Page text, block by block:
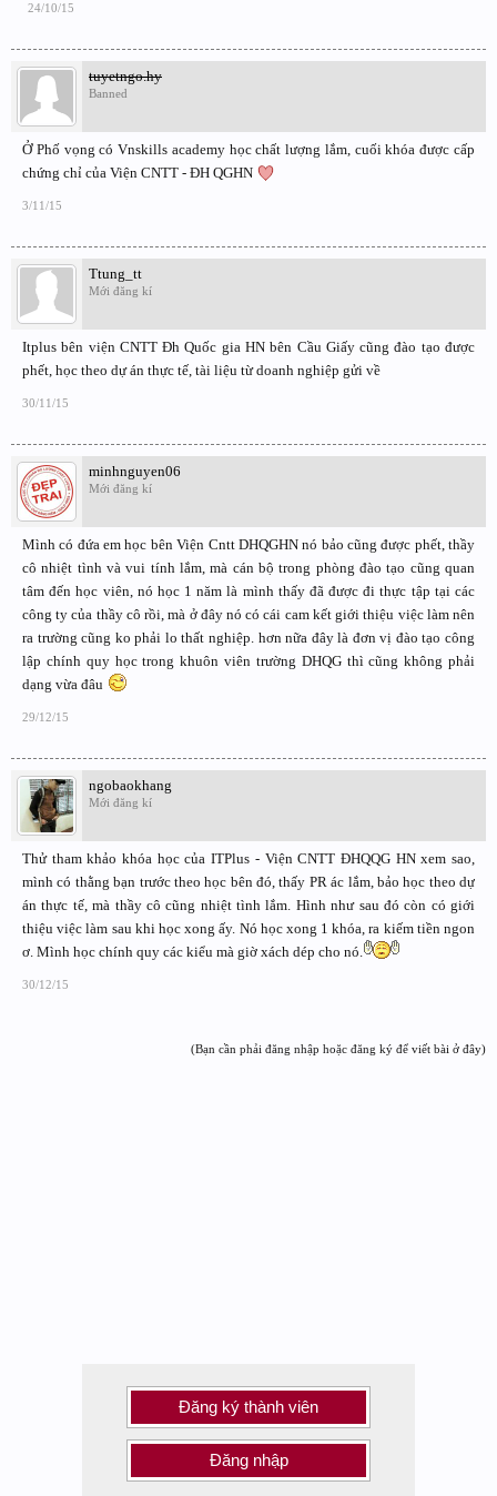
24/10/15
tuyetngo.hy
Banned
Ở Phố vọng có Vnskills academy học chất lượng lắm, cuối khóa được cấp
chứng chỉ của Viện CNTT - ĐH QGHN
3/11/15
Ttung_tt
Mới đăng kí
Itplus bên viện CNTT Đh Quốc gia HN bên Cầu Giấy cũng đào tạo được
phết, học theo dự án thực tế, tài liệu từ doanh nghiệp gửi về
30/11/15
minhnguyen06
Mới đăng kí
Mình có đứa em học bên Viện Cntt DHQGHN nó bảo cũng được phết, thầy
cô nhiệt tình và vui tính lắm, mà cán bộ trong phòng đào tạo cũng quan
tâm đến học viên, nó học 1 năm là mình thấy đã được đi thực tập tại các
công ty của thầy cô rồi, mà ở đây nó có cái cam kết giới thiệu việc làm nên
ra trường cũng ko phải lo thất nghiệp. hơn nữa đây là đơn vị đào tạo công
lập chính quy học trong khuôn viên trường DHQG thì cũng không phải
dạng vừa đâu
29/12/15
ngobaokhang
Mới đăng kí
Thử tham khảo khóa học của ITPlus - Viện CNTT ĐHQQG HN xem sao,
mình có thằng bạn trước theo học bên đó, thấy PR ác lắm, bảo học theo dự
án thực tế, mà thầy cô cũng nhiệt tình lắm. Hình như sau đó còn có giới
thiệu việc làm sau khi học xong ấy. Nó học xong 1 khóa, ra kiếm tiền ngon
ơ. Mình học chính quy các kiểu mà giờ xách dép cho nó.
30/12/15
(Bạn cần phải đăng nhập hoặc đăng ký để viết bài ở đây)
Đăng ký thành viên
Đăng nhập